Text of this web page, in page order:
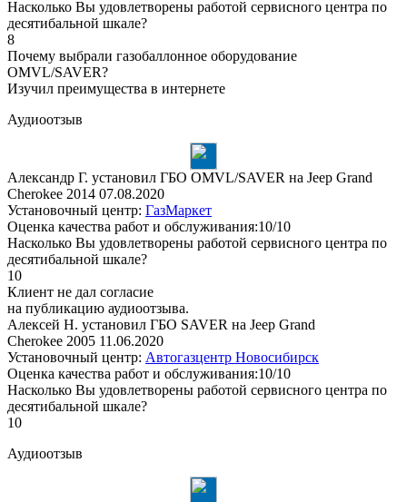
Насколько Вы удовлетворены работой сервисного центра по
десятибальной шкале?
8
Почему выбрали газобаллонное оборудование
OMVL/SAVER?
Изучил преимущества в интернете
Аудиоотзыв
Александр Г. установил ГБО OMVL/SAVER на Jeep Grand
Cherokee 2014 07.08.2020
Установочный центр: ГазМаркет
Оценка качества работ и обслуживания:10/10
Насколько Вы удовлетворены работой сервисного центра по
десятибальной шкале?
10
Клиент не дал согласие
на публикацию аудиоотзыва.
Алексей Н. установил ГБО SAVER на Jeep Grand
Cherokee 2005 11.06.2020
Установочный центр: Автогазцентр Новосибирск
Оценка качества работ и обслуживания:10/10
Насколько Вы удовлетворены работой сервисного центра по
десятибальной шкале?
10
Аудиоотзыв